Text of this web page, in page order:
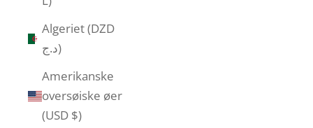
Algeriet (DZD
د.ج)
Amerikanske
oversøiske øer
(USD $)